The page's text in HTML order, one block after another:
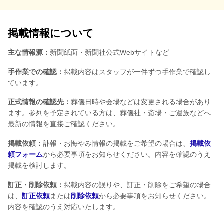
掲載情報について
主な情報源： 新聞紙面・新聞社公式Webサイトなど
手作業での確認： 掲載内容はスタッフが一件ずつ手作業で確認し
ています。
正式情報の確認先： 葬儀日時や会場などは変更される場合があり
ます。参列を予定されている方は、葬儀社・斎場・ご遺族などへ
最新の情報を直接ご確認ください。
掲載依頼： 訃報・お悔やみ情報の掲載をご希望の場合は、 掲載依
頼フォームから必要事項をお知らせください。内容を確認のうえ
掲載を検討します。
訂正・削除依頼： 掲載内容の誤りや、訂正・削除をご希望の場合
は、 訂正依頼または削除依頼から必要事項をお知らせください。
内容を確認のうえ対応いたします。